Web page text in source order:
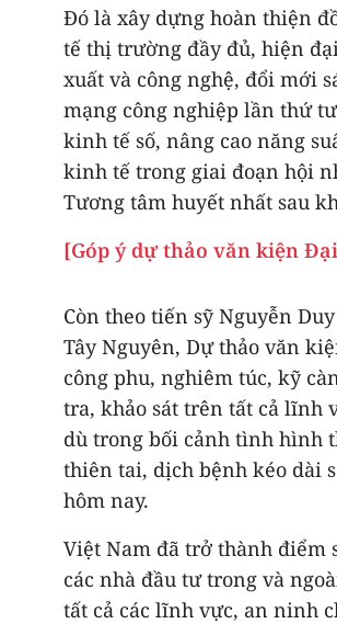
Đó là xây dựng hoàn thiện
tế thị trường đầy đủ, hiện
xuất và công nghệ, đổi mới
mạng công nghiệp lần thứ
kinh tế số, nâng cao năng
kinh tế trong giai đoạn hội
Tương tâm huyết nhất sau
[Góp ý dự thảo văn kiện
Còn theo tiến sỹ Nguyễn
Tây Nguyên, Dự thảo văn
công phu, nghiêm túc, kỹ
tra, khảo sát trên tất cả lĩnh
dù trong bối cảnh tình hình
thiên tai, dịch bệnh kéo dài
hôm nay.
Việt Nam đã trở thành điểm
các nhà đầu tư trong và
tất cả các lĩnh vực, an ninh